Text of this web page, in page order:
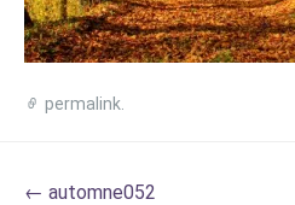
permalink
Post
← automne052